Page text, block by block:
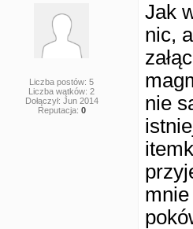
Liczba postów: 5
Liczba wątków: 2
Dołączył: Jun 2014
Reputacja: 0
Jak
nic,
nie